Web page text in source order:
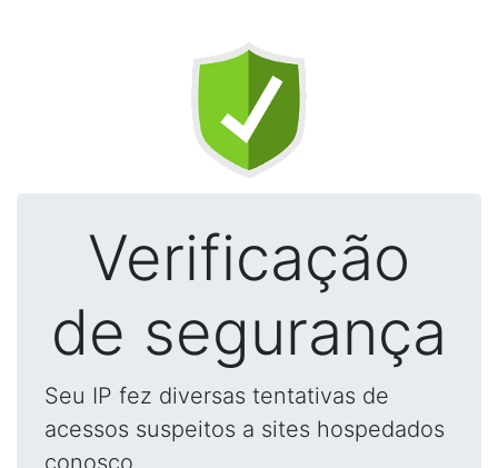
Verificação
de segurança
Seu IP fez diversas tentativas de
acessos suspeitos a sites hospedados
conosco.